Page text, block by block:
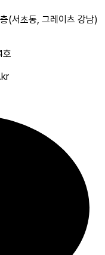
(서초동, 그레이츠 강남)